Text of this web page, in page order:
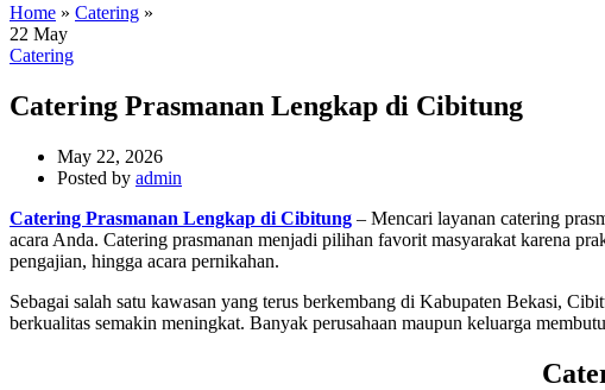
Home » Catering »
22 May
Catering
Catering Prasmanan Lengkap di Cibitung
May 22, 2026
Posted by admin
Catering Prasmanan Lengkap di Cibitung – Mencari layanan catering
acara Anda. Catering prasmanan menjadi pilihan favorit masyarakat karena
pengajian, hingga acara pernikahan.
Sebagai salah satu kawasan yang terus berkembang di Kabupaten Bekasi,
berkualitas semakin meningkat. Banyak perusahaan maupun keluarga